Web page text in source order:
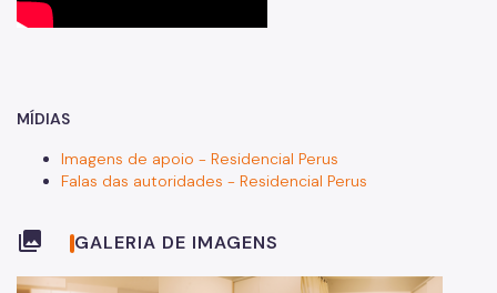
MÍDIAS
Imagens de apoio - Residencial Perus
Falas das autoridades - Residencial Perus
collections GALERIA DE IMAGENS